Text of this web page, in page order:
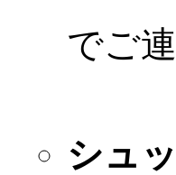
でご
シュ